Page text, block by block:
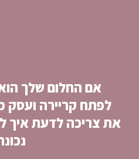
אם החלום שלך
לפתח קריירה ועסק
את צריכה לדעת איך